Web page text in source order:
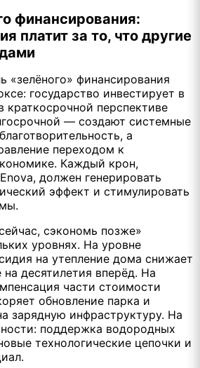
финансирования:
платит за то, что другие
«зелёного» финансирования
государство инвестирует в
краткосрочной перспективе
— создают системные
а
переходом к
Каждый крон,
должен генерировать
эффект и стимулировать
сэкономь позже»
уровнях. На уровне
на утепление дома снижает
на десятилетия вперёд. На
части стоимости
обновление парка и
зарядную инфраструктуру. На
поддержка водородных
технологические цепочки и